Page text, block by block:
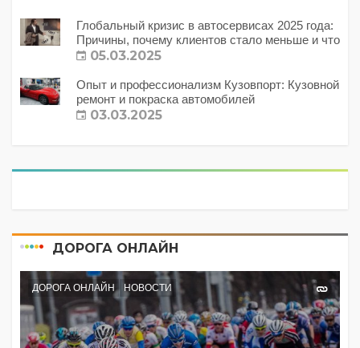
Глобальный кризис в автосервисах 2025 года:
Причины, почему клиентов стало меньше и что
с этим делать?
05.03.2025
Опыт и профессионализм Кузовпорт: Кузовной
ремонт и покраска автомобилей
03.03.2025
ДОРОГА ОНЛАЙН
ДОРОГА ОНЛАЙН НОВОСТИ